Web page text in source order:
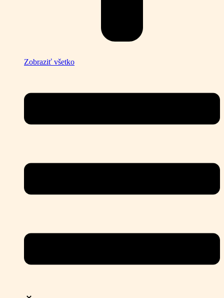
Zobraziť všetko